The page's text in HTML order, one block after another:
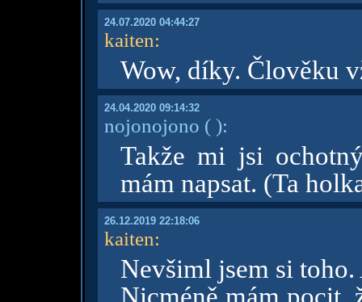
24.07.2020 04:44:27
kaiten:
Wow, díky. Člověku
24.04.2020 09:14:32
nojonojono ( ):
Takže mi jsi
mám napsat. (Ta
26.12.2019 22:18:06
kaiten:
Nevšiml jsem si